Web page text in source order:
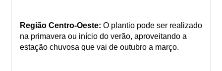
Região Centro-Oeste: O plantio pode ser realizado
na primavera ou início do verão, aproveitando a
estação chuvosa que vai de outubro a março.